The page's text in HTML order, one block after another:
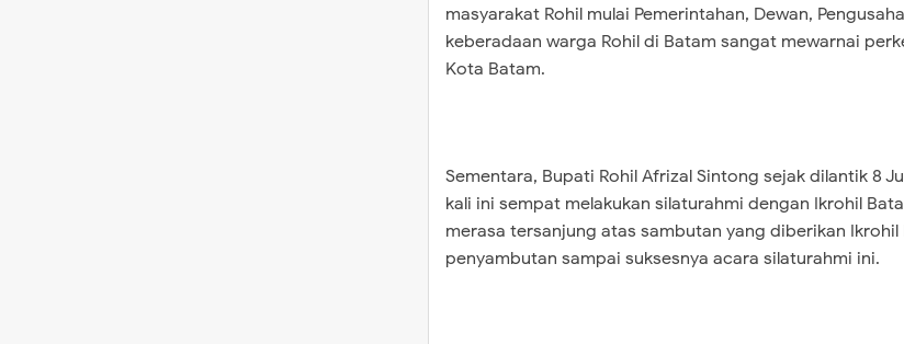
masyarakat Rohil mulai Pemerintahan, Dewan,
keberadaan warga Rohil di Batam sangat mewarnai
Kota Batam.
Sementara, Bupati Rohil Afrizal Sintong sejak dilantik 8
kali ini sempat melakukan silaturahmi dengan Ikrohil
merasa tersanjung atas sambutan yang diberikan Ikrohil
penyambutan sampai suksesnya acara silaturahmi ini.